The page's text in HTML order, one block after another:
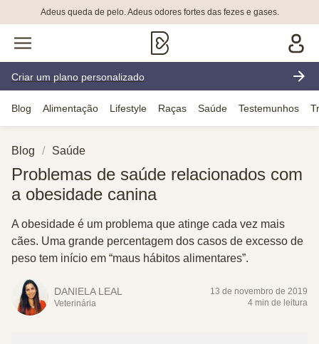
Adeus queda de pelo. Adeus odores fortes das fezes e gases.
Criar um plano personalizado
Blog Alimentação Lifestyle Raças Saúde Testemunhos
Blog Saúde
Problemas de saúde relacionados com
a obesidade canina
A obesidade é um problema que atinge cada vez mais
cães. Uma grande percentagem dos casos de excesso de
peso tem início em “maus hábitos alimentares”.
DANIELA LEAL
Veterinária
13 de novembro de 2019
4 min de leitura